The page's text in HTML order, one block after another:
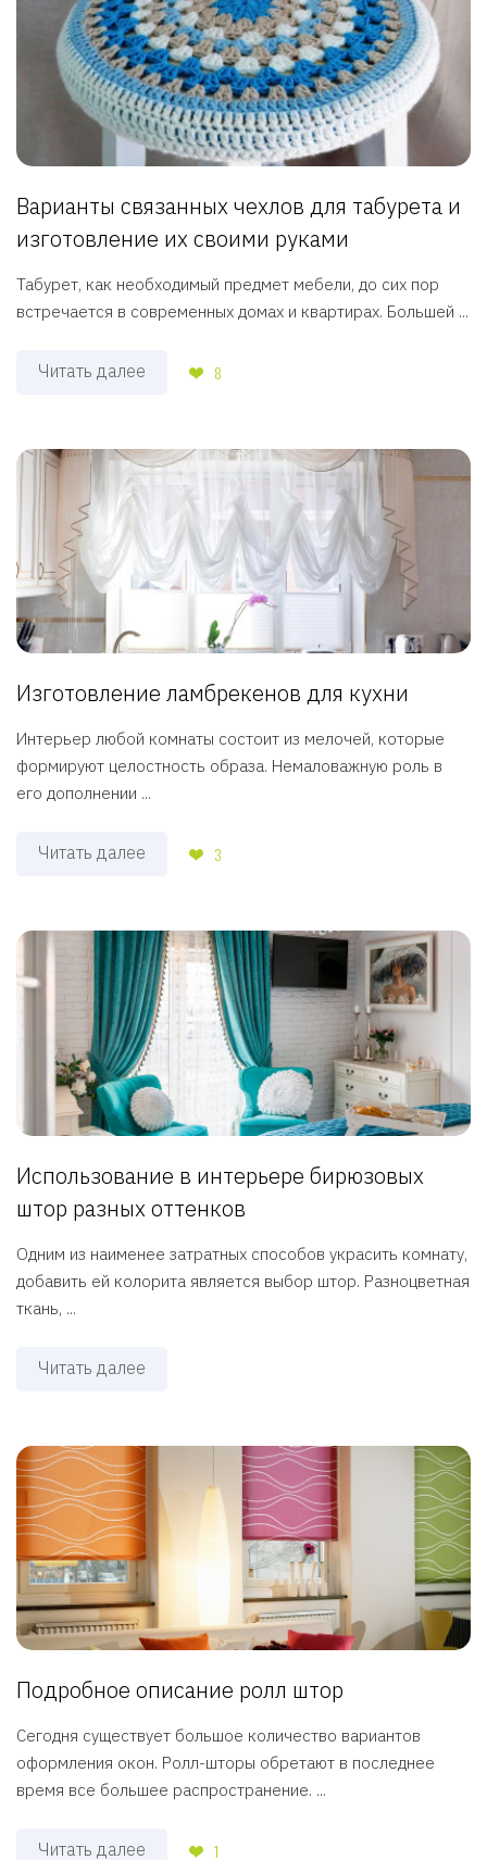
Варианты связанных чехлов для табурета и
изготовление их своими руками
Табурет, как необходимый предмет мебели, до сих пор
встречается в современных домах и квартирах. Большей ...
Читать далее 8
Изготовление ламбрекенов для кухни
Интерьер любой комнаты состоит из мелочей, которые
формируют целостность образа. Немаловажную роль в
его дополнении ...
Читать далее 3
Использование в интерьере бирюзовых
штор разных оттенков
Одним из наименее затратных способов украсить комнату,
добавить ей колорита является выбор штор. Разноцветная
ткань, ...
Читать далее
Подробное описание ролл штор
Сегодня существует большое количество вариантов
оформления окон. Ролл-шторы обретают в последнее
время все большее распространение. ...
Читать далее 1